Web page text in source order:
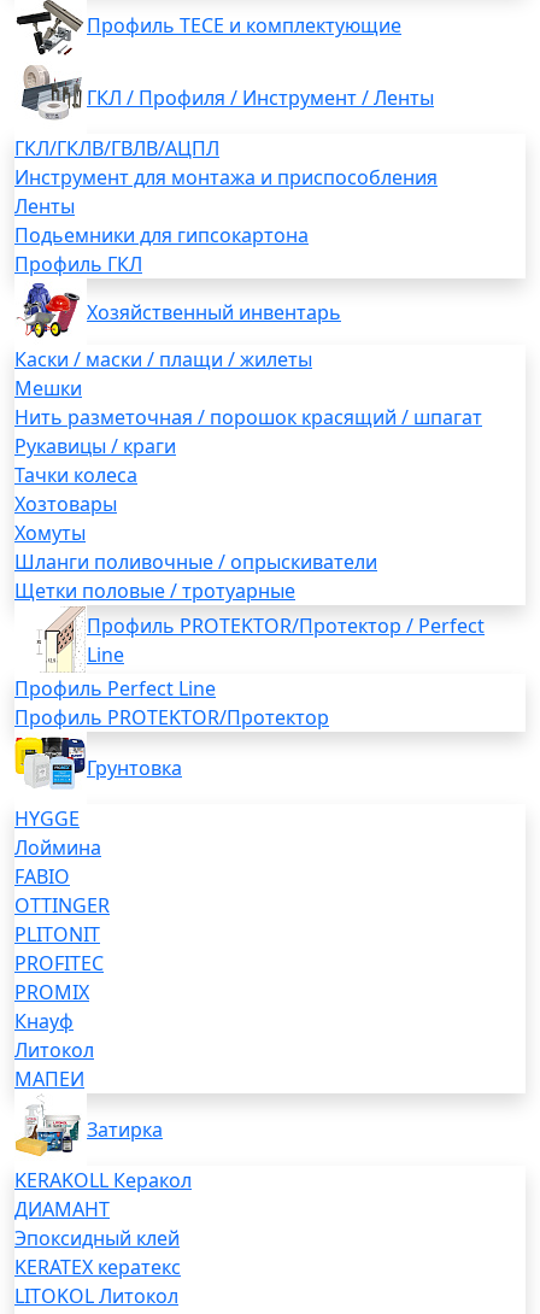
Профиль TECE и комплектующие
ГКЛ / Профиля / Инструмент / Ленты
ГКЛ/ГКЛВ/ГВЛВ/АЦПЛ
Инструмент для монтажа и приспособления
Ленты
Подьемники для гипсокартона
Профиль ГКЛ
Хозяйственный инвентарь
Каски / маски / плащи / жилеты
Мешки
Нить разметочная / порошок красящий / шпагат
Рукавицы / краги
Тачки колеса
Хозтовары
Хомуты
Шланги поливочные / опрыскиватели
Щетки половые / тротуарные
Профиль PROTEKTOR/Протектор / Perfect
Line
Профиль Perfect Line
Профиль PROTEKTOR/Протектор
Грунтовка
HYGGE
Лоймина
FABIO
OTTINGER
PLITONIT
PROFITEC
PROMIX
Кнауф
Литокол
МАПЕИ
Затирка
KERAKOLL Керакол
ДИАМАНТ
Эпоксидный клей
KERATEX кератекс
LITOKOL Литокол